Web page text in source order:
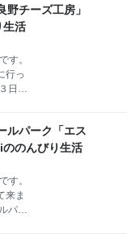
てあ
レー
ーム
ダー
客
み
ど、
とな
充分
ラベ
野チーズ工房」
活
す。
行っ
日目
って
JR
。
の
ア工
こち
ルパーク「エス
のんびり生活
す。
来ま
パー